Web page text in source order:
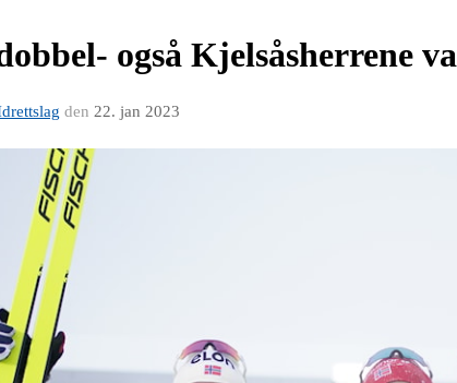
også Kjelsåsherrene
den 22. jan 2023